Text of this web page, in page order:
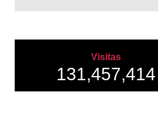
Visitas
131,457,414